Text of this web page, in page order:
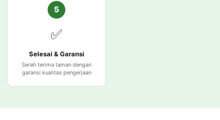
5
✅
Selesai & Garansi
Serah terima taman dengan
garansi kualitas pengerjaan